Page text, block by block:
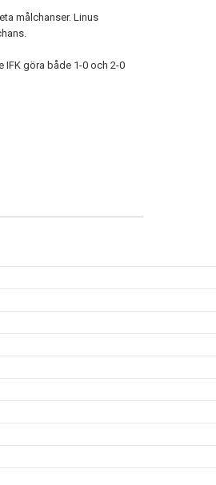
målchanser. Linus
IFK göra både 1-0 och 2-0
mål.